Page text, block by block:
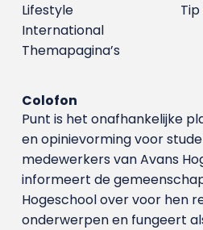
Lifestyle
International
Themapagina’s
Colofon
Punt is het onafhankelijke
en opinievorming voor
medewerkers van Avans
informeert de
Hogeschool over voor hen
onderwerpen en fungeert